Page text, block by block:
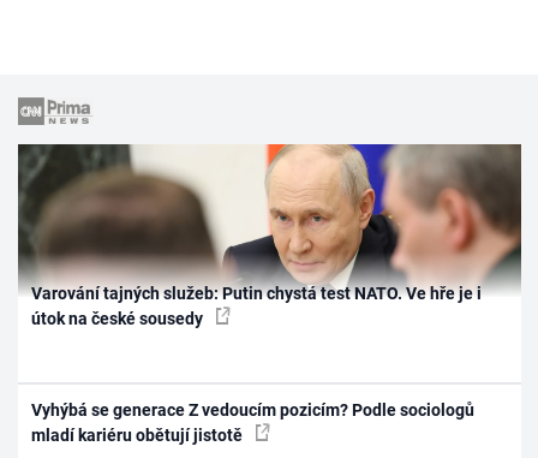
Varování tajných služeb: Putin chystá test NATO. Ve hře je i
útok na české sousedy
Vyhýbá se generace Z vedoucím pozicím? Podle sociologů
mladí kariéru obětují jistotě